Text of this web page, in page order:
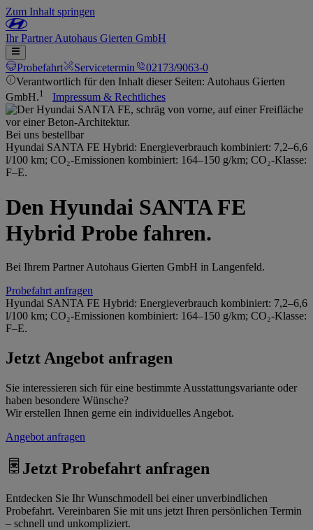
Zum Inhalt springen
IhrPartnerAutohaus Gierten GmbH
Probefahrt Servicetermin
02173/9063-0
Verantwortlich für den Inhalt dieser Seiten: Autohaus Gierten
GmbH.1 Impressum & Rechtliches
Bei uns bestellbar
Hyundai SANTA FE Hybrid: Energieverbrauch kombiniert: 7,2–6,6
l/100 km; CO₂-Emissionen kombiniert: 164–150 g/km; CO₂-Klasse:
F–E.
Den Hyundai SANTA FE
Hybrid Probe fahren.
Bei Ihrem Partner Autohaus Gierten GmbH in Langenfeld.
Probefahrt anfragen
Hyundai SANTA FE Hybrid: Energieverbrauch kombiniert: 7,2–6,6
l/100 km; CO₂-Emissionen kombiniert: 164–150 g/km; CO₂-Klasse:
F–E.
Jetzt Angebot anfragen
Sie interessieren sich für eine bestimmte Ausstattungsvariante oder
haben besondere Wünsche?
Wir erstellen Ihnen gerne ein individuelles Angebot.
Angebot anfragen
Jetzt Probefahrt anfragen
Entdecken Sie Ihr Wunschmodell bei einer unverbindlichen
Probefahrt. Vereinbaren Sie mit uns jetzt Ihren persönlichen Termin
– schnell und unkompliziert.